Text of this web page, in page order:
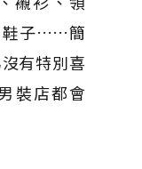
鞋子……簡
有特別喜
裝店都會